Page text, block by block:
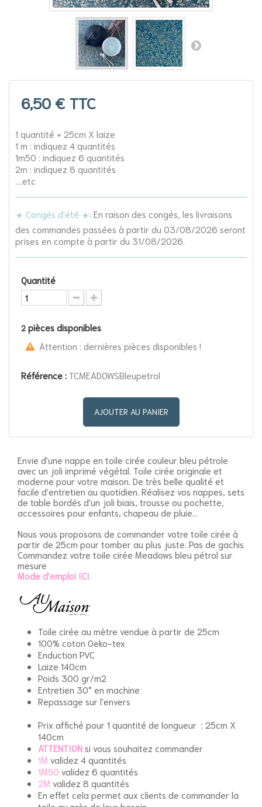
Envie d'une nappe en toile cirée couleur bleu pétrole
avec un joli imprimé végétal. Toile cirée originale et
moderne pour votre maison. De très belle qualité et
facile d'entretien au quotidien. Réalisez vos nappes, sets
de table bordés d'un joli biais, trousse ou pochette,
accessoires pour enfants, chapeau de pluie...
Nous vous proposons de commander votre toile cirée à
partir de 25cm pour tomber au plus juste. Pas de gachis
Commandez votre toile cirée Meadows bleu pétrol sur
mesure
Mode d'emploi ICI
Toile cirée au mètre vendue à partir de 25cm
100% coton Oeko-tex
Enduction PVC
Laize 140cm
Poids 300 gr/m2
Entretien 30° en machine
Repassage sur l'envers
Prix affiché pour 1 quantité de longueur : 25cm X
140cm
ATTENTION si vous souhaitez commander
1M validez 4 quantités
1M50 validez 6 quantités
2M validez 8 quantités
En effet cela permet aux clients de commander la
6,50 € TTC
1 quantité = 25cm X laize
1 m : indiquez 4 quantités
1m50 : indiquez 6 quantités
2m : indiquez 8 quantités
....etc
☀️ Congés d'été ☀️: En raison des congés, les livraisons
des commandes passées à partir du 03/08/2026 seront
prises en compte à partir du 31/08/2026.
Quantité
2 pièces disponibles
Attention : dernières pièces disponibles !
Référence : TCMEADOWSBleupetrol
AJOUTER AU PANIER